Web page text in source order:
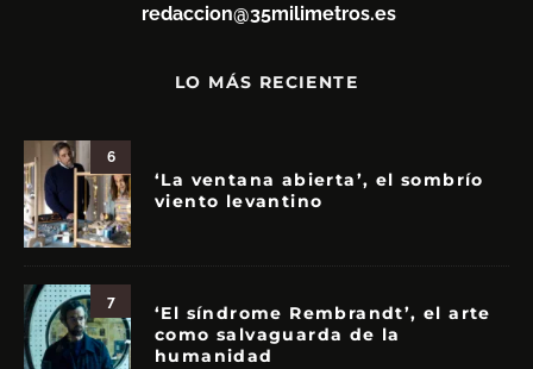
redaccion@35milimetros.es
LO MÁS RECIENTE
6
‘La ventana abierta’, el sombrío
viento levantino
7
‘El síndrome Rembrandt’, el arte
como salvaguarda de la
humanidad